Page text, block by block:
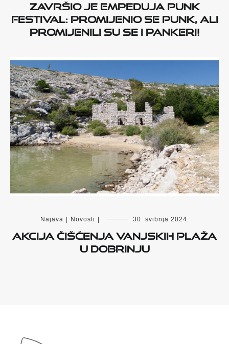
Završio je Empeduja Punk
Festival: Promijenio se punk, ali
promijenili su se i pankeri!
Najava Novosti 30. svibnja 2024.
Akcija čišćenja vanjskih plaža
u Dobrinju